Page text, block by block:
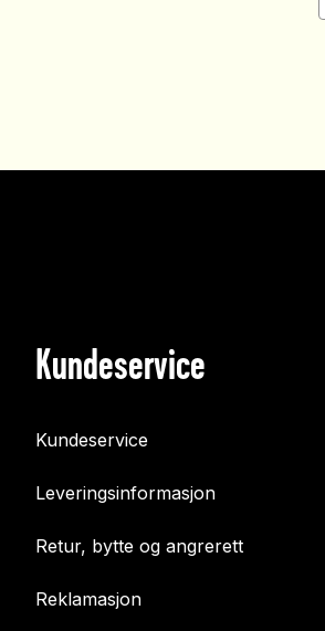
Kundeservice
Kundeservice
Leveringsinformasjon
Retur, bytte og angrerett
Reklamasjon